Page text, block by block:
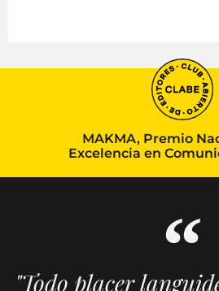
MAKMA, Premio
Excelencia en
"Todo placer